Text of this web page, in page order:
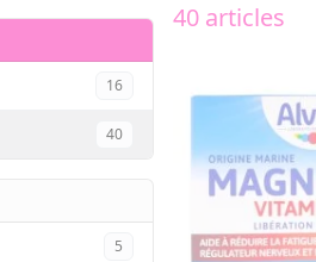
16
40
5
40 articles